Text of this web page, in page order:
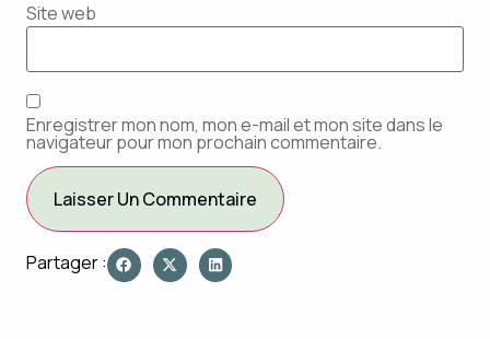
Site web
Enregistrer mon nom, mon e-mail et mon site dans le
navigateur pour mon prochain commentaire.
Partager :